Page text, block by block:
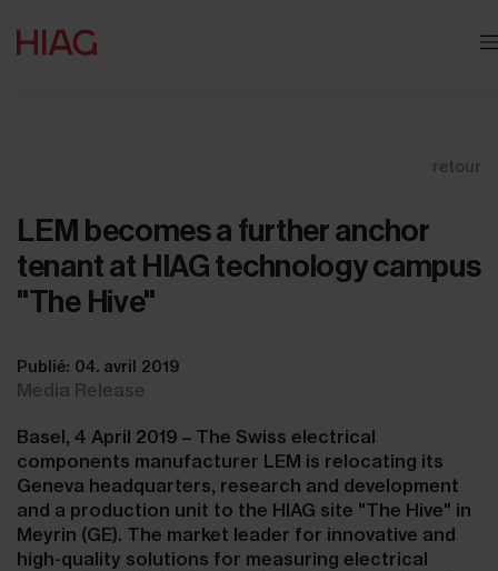
retour
LEM becomes a further anchor
tenant at HIAG technology campus
"The Hive"
Publié: 04. avril 2019
Media Release
Basel, 4 April 2019 – The Swiss electrical
components manufacturer LEM is relocating its
Geneva headquarters, research and development
and a production unit to the HIAG site "The Hive" in
Meyrin (GE). The market leader for innovative and
high-quality solutions for measuring electrical